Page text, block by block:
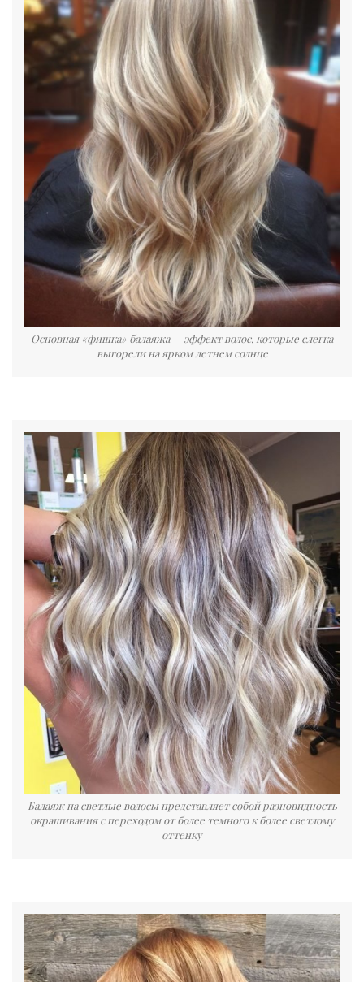
Основная «фишка» балаяжа — эффект волос, которые слегка
выгорели на ярком летнем солнце
Балаяж на светлые волосы представляет собой разновидность
окрашивания с переходом от более темного к более светлому
оттенку